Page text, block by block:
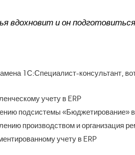
вдохновит и он
1С:Специалист-консультант,
учету в ERP
подсистемы «Бюджетирование»
производством и организация
учету в ERP